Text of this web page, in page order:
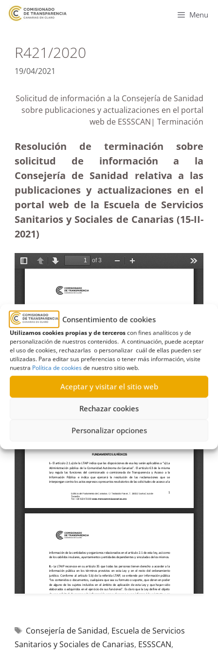
Consentimiento de cookies
Utilizamos cookies propias y de terceroscon fines analíticos y de
personalización de nuestros contenidos. A continuación, puede aceptar
el uso de cookies, rechazarlas o personalizar cuál de ellas pueden ser
utilizadas. Para editar sus preferencias o tener más información, visite
nuestra Política de cookiesde nuestro sitio web.
Aceptar y visitar el sitio web
Rechazar cookies
Personalizar opciones
Menu
R421/2020
19/04/2021
Solicitud de información a la Consejería de Sanidad
sobre publicaciones y actualizaciones en el portal
web de ESSSCAN| Terminación
Resolución de terminación sobre
solicitud de información a la
Consejería de Sanidad relativa a las
publicaciones y actualizaciones en el
portal web de la Escuela de Servicios
Sanitarios y Sociales de Canarias (15-II-
2021)
Consejería de Sanidad, Escuela de Servicios
Sanitarios y Sociales de Canarias, ESSSCAN,